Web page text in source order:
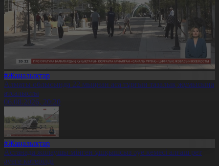
#Жаңалықтар
Алматы облысында 22 мыңнан аса тұрғын тазалық жұмысына
атсалысты
06.08.2026, 20:20
#Жаңалықтар
Астанада жолаушы мінген ұшқышсыз әуе кемесі алғаш рет
әуеге көтерілді